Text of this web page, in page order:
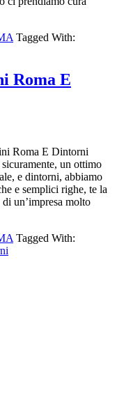
Tagged With:
Roma E
Roma E Dintorni
un ottimo
e dintorni, abbiamo
e semplici righe, te la
un’impresa molto
Tagged With: